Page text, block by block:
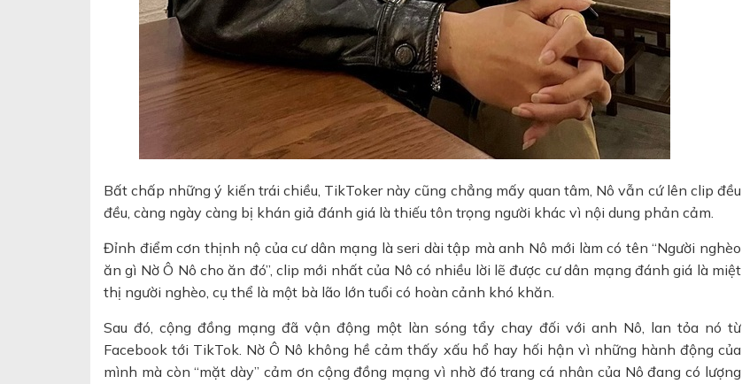
Bất chấp những ý kiến trái chiều, TikToker này cũng chẳng mấy quan tâm, Nô vẫn cứ lên clip đều
đều, càng ngày càng bị khán giả đánh giá là thiếu tôn trọng người khác vì nội dung phản cảm.
Đỉnh điểm cơn thịnh nộ của cư dân mạng là seri dài tập mà anh Nô mới làm có tên “Người nghèo
ăn gì Nờ Ô Nô cho ăn đó”, clip mới nhất của Nô có nhiều lời lẽ được cư dân mạng đánh giá là miệt
thị người nghèo, cụ thể là một bà lão lớn tuổi có hoàn cảnh khó khăn.
Sau đó, cộng đồng mạng đã vận động một làn sóng tẩy chay đối với anh Nô, lan tỏa nó từ
Facebook tới TikTok. Nờ Ô Nô không hề cảm thấy xấu hổ hay hối hận vì những hành động của
mình mà còn “mặt dày” cảm ơn cộng đồng mạng vì nhờ đó trang cá nhân của Nô đang có lượng